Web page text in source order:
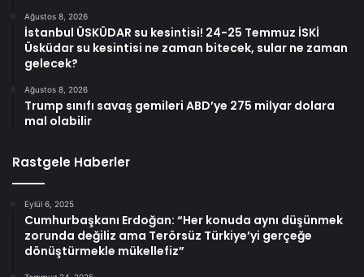
Ağustos 8, 2026
İstanbul ÜSKÜDAR su kesintisi! 24-25 Temmuz İSKİ
Üsküdar su kesintisi ne zaman bitecek, sular ne zaman
gelecek?
Ağustos 8, 2026
Trump sınıfı savaş gemileri ABD’ye 275 milyar dolara
mal olabilir
Rastgele Haberler
Eylül 6, 2025
Cumhurbaşkanı Erdoğan: “Her konuda aynı düşünmek
zorunda değiliz ama Terörsüz Türkiye’yi gerçeğe
dönüştürmekle mükellefiz”